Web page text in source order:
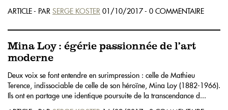
ARTICLE - PAR SERGE KOSTER 01/10/2017 - 0 COMMENTAIRE
Mina Loy : égérie passionnée de l’art
moderne
Deux voix se font entendre en surimpression : celle de Mathieu
Terence, indissociable de celle de son héroïne, Mina Loy (1882-1966).
Ils ont en partage une identique poursuite de la transcendance d...